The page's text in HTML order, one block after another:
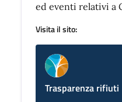
ed eventi relativi a
Visita il sito:
Trasparenza rifiuti